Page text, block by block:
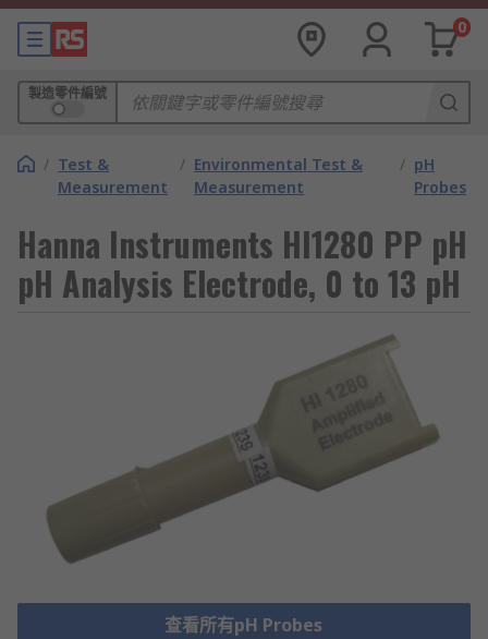
0
製造零件編號
/ Test &
Measurement
/ Environmental Test &
Measurement
/ pH
Probes
Hanna Instruments HI1280 PP pH
pH Analysis Electrode, 0 to 13 pH
查看所有pH Probes